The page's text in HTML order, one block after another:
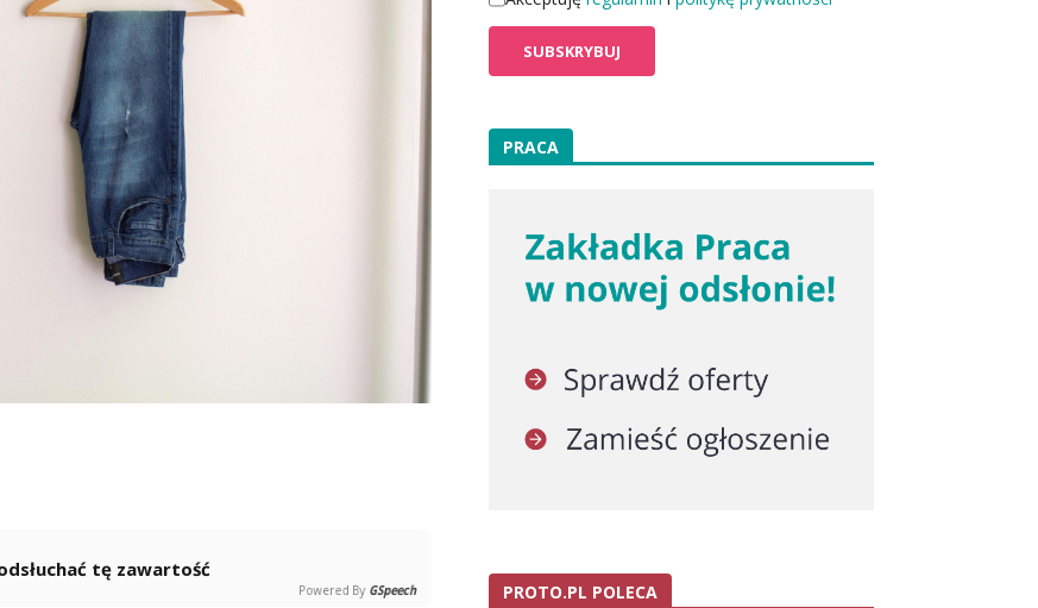
tę zawartość
Powered By GSpeech
PRACA
PROTO.PL POLECA